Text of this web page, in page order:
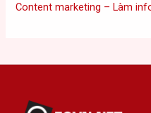
Content marketing – Làm